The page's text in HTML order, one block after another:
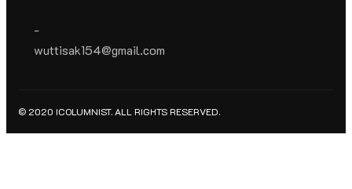
-
wuttisak154@gmail.com
© 2020 ICOLUMNIST. ALL RIGHTS RESERVED.